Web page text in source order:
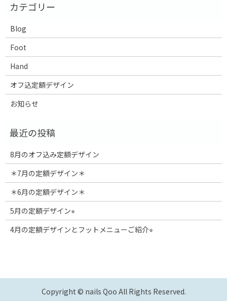
Blog
Foot
Hand
オフ込定額デザイン
お知らせ
8月のオフ込み定額デザイン
＊7月の定額デザイン＊
＊6月の定額デザイン＊
5月の定額デザイン⭐︎
4月の定額デザインとフットメニューご紹介⭐︎
Copyright © nails Qoo All Rights Reserved.